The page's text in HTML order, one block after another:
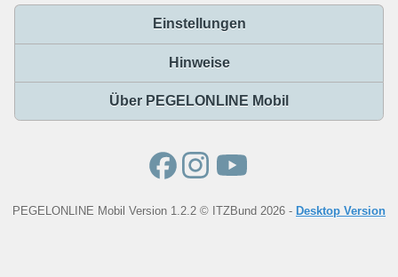
Einstellungen
Hinweise
Über PEGELONLINE Mobil
PEGELONLINE Mobil Version 1.2.2 © ITZBund 2026 - Desktop Version